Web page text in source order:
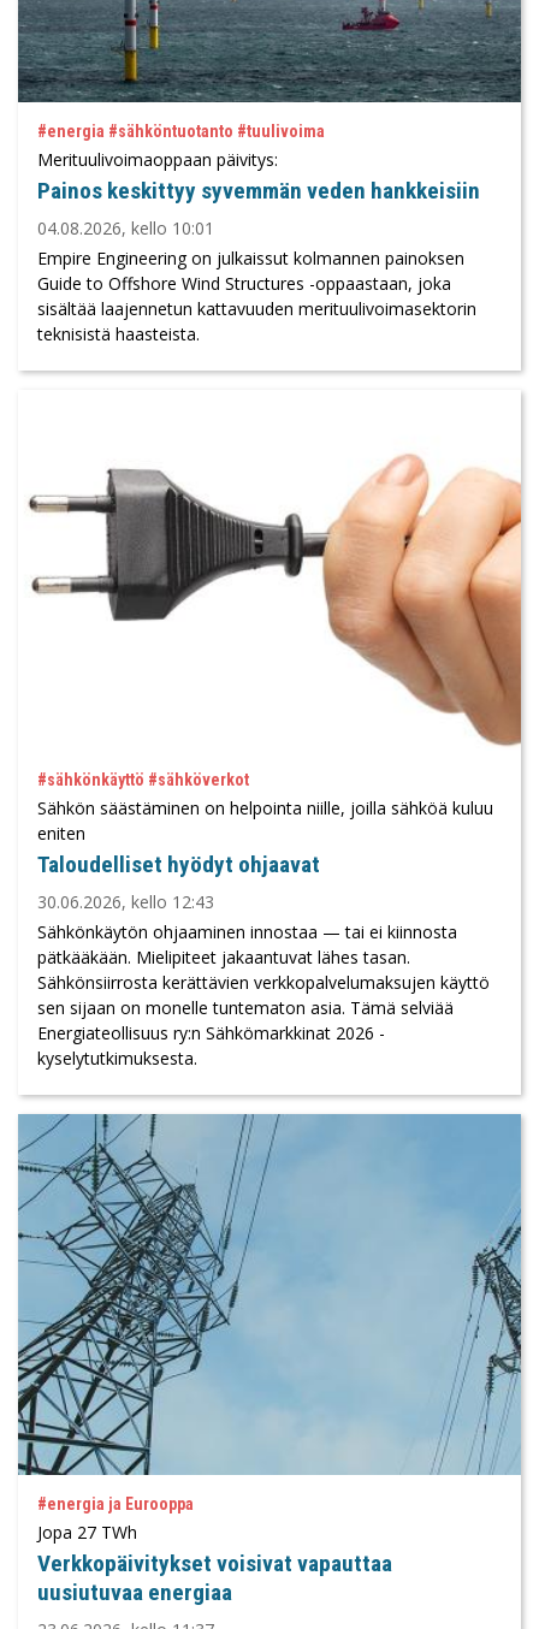
#energia #sähköntuotanto #tuulivoima
Merituulivoimaoppaan päivitys:
Painos keskittyy syvemmän veden hankkeisiin
04.08.2026, kello 10:01
Empire Engineering on julkaissut kolmannen painoksen
Guide to Offshore Wind Structures -oppaastaan, joka
sisältää laajennetun kattavuuden merituulivoimasektorin
teknisistä haasteista.
#sähkönkäyttö #sähköverkot
Sähkön säästäminen on helpointa niille, joilla sähköä kuluu
eniten
Taloudelliset hyödyt ohjaavat
30.06.2026, kello 12:43
Sähkönkäytön ohjaaminen innostaa — tai ei kiinnosta
pätkääkään. Mielipiteet jakaantuvat lähes tasan.
Sähkönsiirrosta kerättävien verkkopalvelumaksujen käyttö
sen sijaan on monelle tuntematon asia. Tämä selviää
Energiateollisuus ry:n Sähkömarkkinat 2026 -
kyselytutkimuksesta.
#energia ja Eurooppa
Jopa 27 TWh
Verkkopäivitykset voisivat vapauttaa
uusiutuvaa energiaa